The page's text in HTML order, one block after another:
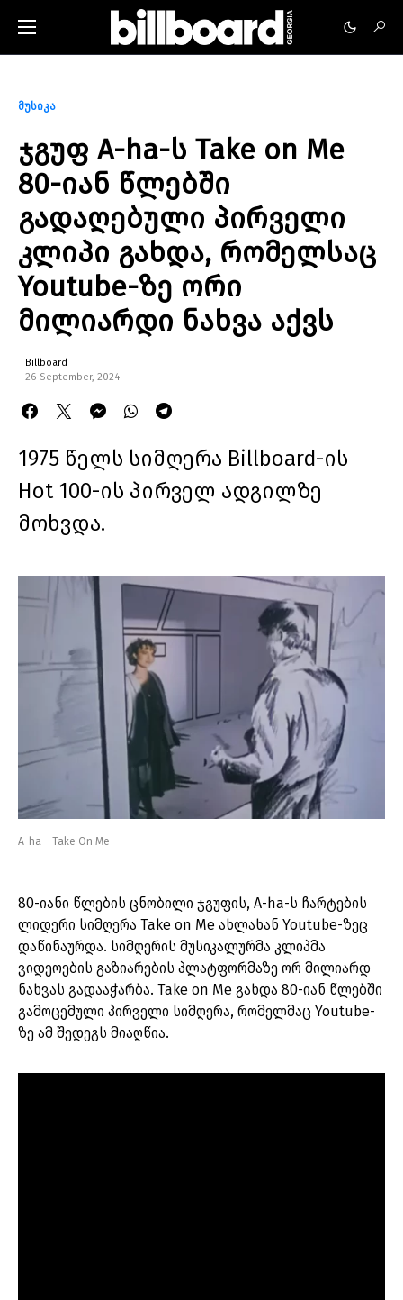
მუსიკა
ჯგუფ A-ha-ს Take on Me
80-იან წლებში
გადაღებული პირველი
კლიპი გახდა, რომელსაც
Youtube-ზე ორი
მილიარდი ნახვა აქვს
Billboard
26 September, 2024
1975 წელს სიმღერა Billboard-ის
Hot 100-ის პირველ ადგილზე
მოხვდა.
A-ha – Take On Me
80-იანი წლების ცნობილი ჯგუფის, A-ha-ს ჩარტების
ლიდერი სიმღერა Take on Me ახლახან Youtube-ზეც
დაწინაურდა. სიმღერის მუსიკალურმა კლიპმა
ვიდეოების გაზიარების პლატფორმაზე ორ მილიარდ
ნახვას გადააჭარბა. Take on Me გახდა 80-იან წლებში
გამოცემული პირველი სიმღერა, რომელმაც Youtube-
ზე ამ შედეგს მიაღწია.